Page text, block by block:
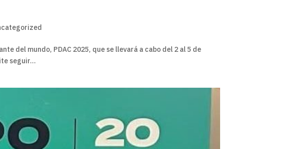
del mundo, PDAC 2025, que se llevará a cabo del 2 al 5 de
seguir...